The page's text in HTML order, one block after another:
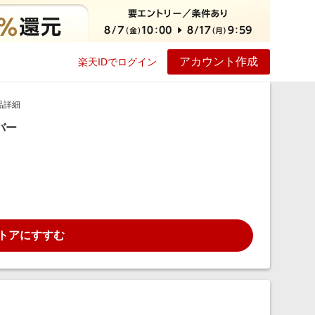
楽天IDでログイン アカウント作成
詳細
ー
アにすすむ